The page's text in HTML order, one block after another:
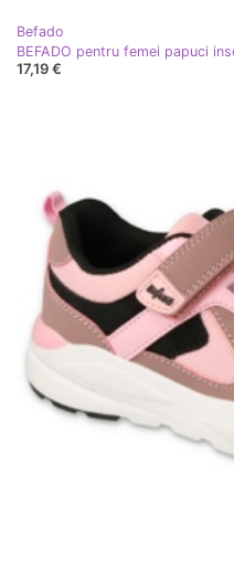
Befado
BEFADO pentru femei papuci
17,19 €